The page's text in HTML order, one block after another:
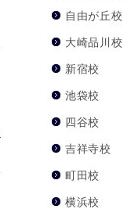
自由が丘校
大崎品川校
新宿校
池袋校
四谷校
吉祥寺校
町田校
横浜校